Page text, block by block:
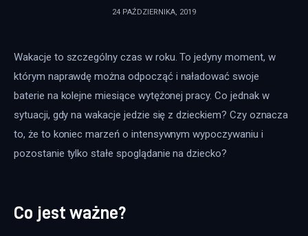
Dom i ogród
Więcej
24 PAŹDZIERNIKA, 2019
Wakacje to szczególny czas w roku. To jedyny moment, w
którym naprawdę można odpocząć i naładować swoje
baterie na kolejne miesiące wytężonej pracy. Co jednak w
sytuacji, gdy na wakacje jedzie się z dzieckiem? Czy oznacza
to, że to koniec marzeń o intensywnym wypoczywaniu i
pozostanie tylko stałe spoglądanie na dziecko?
Co jest ważne?